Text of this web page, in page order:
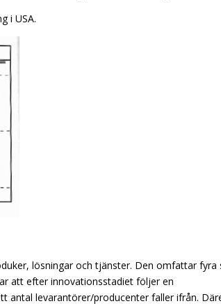
i USA.
lösningar och tjänster. Den omfattar fyra
att efter innovationsstadiet följer en
antal levarantörer/producenter faller ifrån.